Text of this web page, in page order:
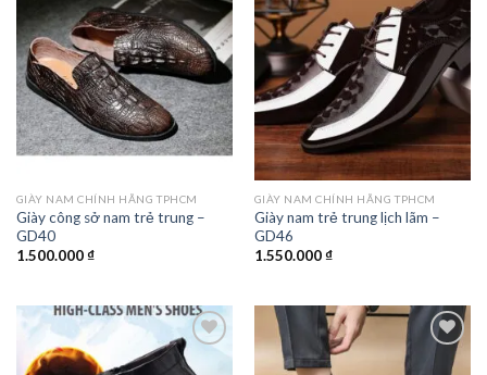
Add to
wishlist
GIÀY NAM CHÍNH HÃNG TPHCM
Giày công sở nam trẻ trung –
GD40
1.500.000₫
Add to
wishlist
GIÀY NAM CHÍNH HÃNG TPHCM
Giày nam trẻ trung lịch lãm –
GD46
1.550.000₫